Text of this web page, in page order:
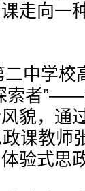
走向一
二中学校
索者
貌，通
课教师
验式思